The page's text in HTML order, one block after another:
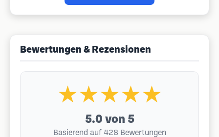
Bewertungen & Rezensionen
★★★★★
5.0 von 5
Basierend auf 428 Bewertungen